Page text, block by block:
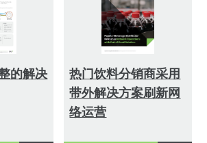
的解决
热门饮料分销商采用
带外解决方案刷新网
络运营